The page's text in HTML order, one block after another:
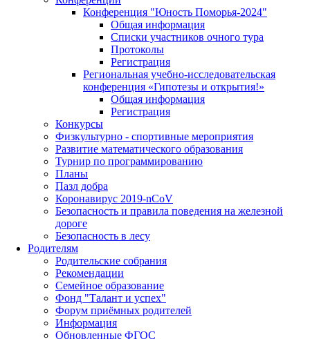
Конференция "Юность Поморья-2024"
Общая информация
Списки участников очного тура
Протоколы
Регистрация
Региональная учебно-исследовательская
конференция «Гипотезы и открытия!»
Общая информация
Регистрация
Конкурсы
Физкультурно - спортивные мероприятия
Развитие математического образования
Турнир по программированию
Планы
Пазл добра
Коронавирус 2019-nCoV
Безопасность и правила поведения на железной
дороге
Безопасность в лесу
Родителям
Родительские собрания
Рекомендации
Семейное образование
Фонд "Талант и успех"
Форум приёмных родителей
Информация
Обновленные ФГОС